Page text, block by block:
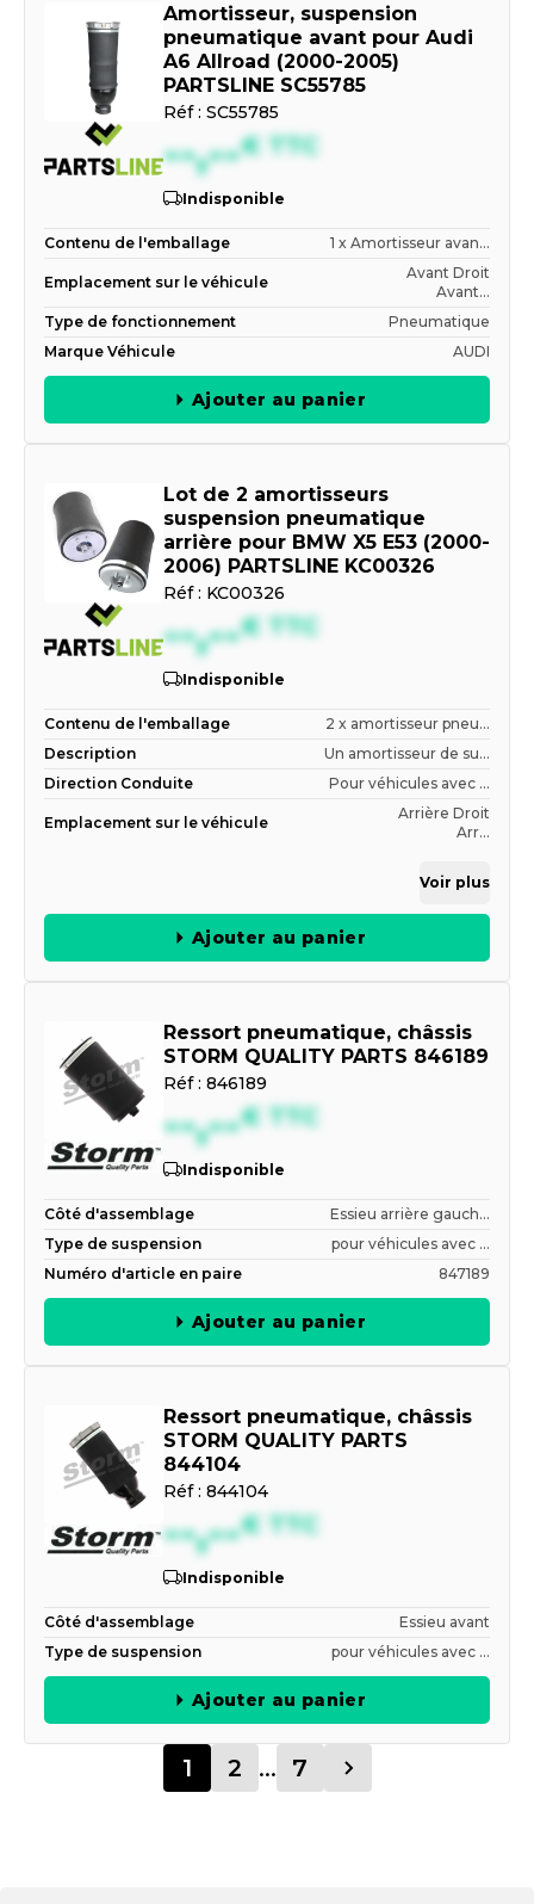
Amortisseur, suspension
pneumatique avant pour Audi
A6 Allroad (2000-2005)
PARTSLINE SC55785
Réf : SC55785
--,--€ TTC
Indisponible
Contenu de l'emballage 1 x Amortisseur avan...
Emplacement sur le véhicule
Avant Droit
Avant...
Type de fonctionnement
Pneumatique
Marque Véhicule
AUDI
Ajouter au panier
Lot de 2 amortisseurs
suspension pneumatique
arrière pour BMW X5 E53 (2000-
2006) PARTSLINE KC00326
Réf : KC00326
--,--€ TTC
Indisponible
Contenu de l'emballage
2 x amortisseur pneu...
Description
Un amortisseur de su...
Direction Conduite
Pour véhicules avec ...
Emplacement sur le véhicule
Arrière Droit
Arr...
Voir plus
Ajouter au panier
Ressort pneumatique, châssis
STORM QUALITY PARTS 846189
Réf : 846189
--,--€ TTC
Indisponible
Côté d'assemblage
Essieu arrière gauch...
Type de suspension
pour véhicules avec ...
Numéro d'article en paire
847189
Ajouter au panier
Ressort pneumatique, châssis
STORM QUALITY PARTS
844104
Réf : 844104
--,--€ TTC
Indisponible
Côté d'assemblage
Essieu avant
Type de suspension
pour véhicules avec ...
Ajouter au panier
1 2 ... 7